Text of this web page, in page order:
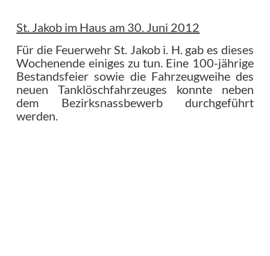
St. Jakob im Haus am 30. Juni 2012
Für die Feuerwehr St. Jakob i. H. gab es dieses
Wochenende einiges zu tun. Eine 100-jährige
Bestandsfeier sowie die Fahrzeugweihe des
neuen Tanklöschfahrzeuges konnte neben
dem Bezirksnassbewerb durchgeführt
werden.